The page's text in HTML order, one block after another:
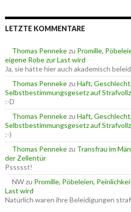
n
e
n
c
h
:
LETZTE KOMMENTARE
Thomas Pennekezu Promille,
eigene Robe zur Last wird
Ja, sie hätte hier auch akademisch
Thomas Pennekezu Haft,
Selbstbestimmungsgesetz auf
:-D
Thomas Pennekezu Haft,
Selbstbestimmungsgesetz auf
:-)
Thomas Pennekezu Transfrau im
der Zellentür
Pssssst!
NWzu Promille, Pöbeleien,
Last wird
Natürlich waren ihre Beleidigungen